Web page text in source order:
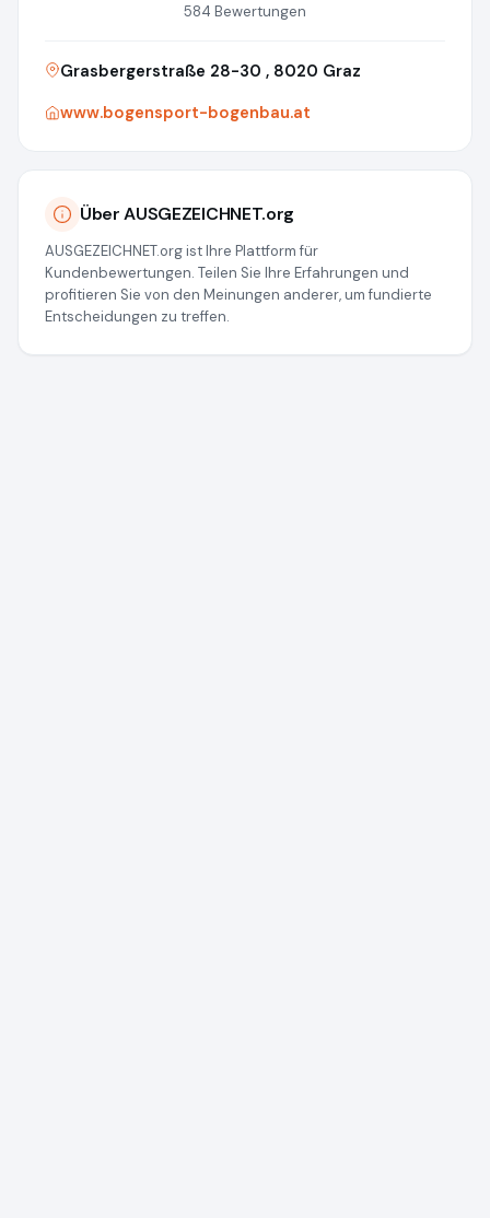
584 Bewertungen
Grasbergerstraße 28-30 , 8020 Graz
www.bogensport-bogenbau.at
Über AUSGEZEICHNET.org
AUSGEZEICHNET.org ist Ihre Plattform für
Kundenbewertungen. Teilen Sie Ihre Erfahrungen und
profitieren Sie von den Meinungen anderer, um fundierte
Entscheidungen zu treffen.